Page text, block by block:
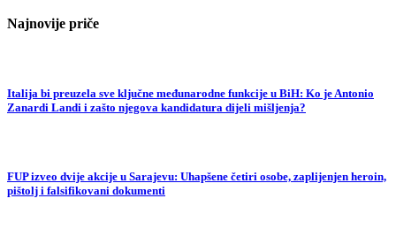
Najnovije priče
Italija bi preuzela sve ključne međunarodne funkcije u BiH: Ko je Antonio
Zanardi Landi i zašto njegova kandidatura dijeli mišljenja?
FUP izveo dvije akcije u Sarajevu: Uhapšene četiri osobe, zaplijenjen heroin,
pištolj i falsifikovani dokumenti